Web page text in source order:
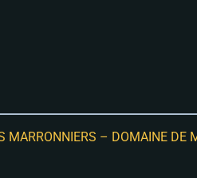
MARRONNIERS – DOMAINE DE